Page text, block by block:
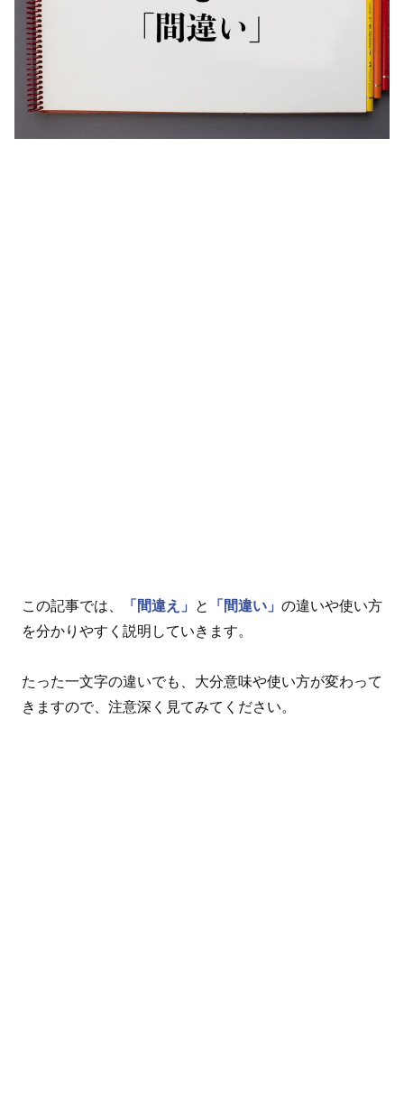
この記事では、 「間違え」 と 「間違い」 の違いや使い方
を分かりやすく説明していきます。
たった一文字の違いでも、大分意味や使い方が変わって
きますので、注意深く見てみてください。